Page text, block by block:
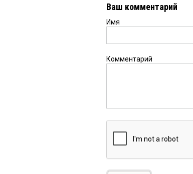
Ваш комментарий
Имя
Комментарий